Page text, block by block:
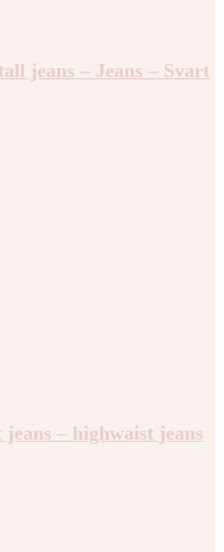
jeans – Jeans – Svart
– highwaist jeans